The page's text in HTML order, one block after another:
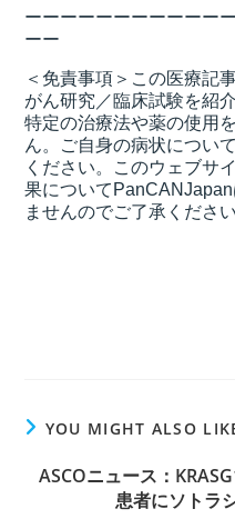
ーーーーーーーーーーー
ーー
＜免責事項＞この医療記
がん研究／臨床試験を紹
特定の治療法や薬の使用
ん。ご自身の病状につい
ください。このウェブサ
果について
ませんのでご了承ください
YOU MIGHT ALSO
ASCOニュース：
患者にソトラ